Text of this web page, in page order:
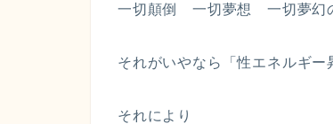
一切顛倒 一切夢想 一切夢幻
それがいやなら「性エネルギー
それにより